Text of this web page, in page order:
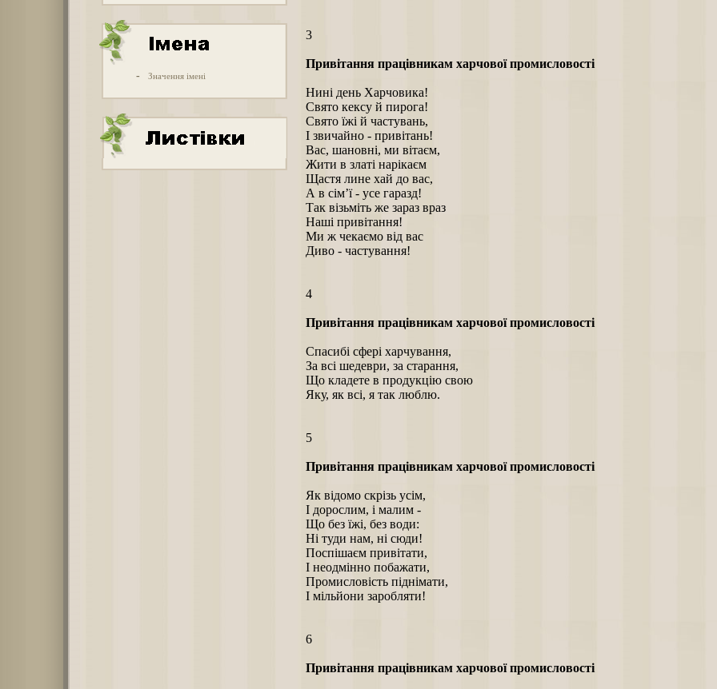
- Значення імені
3
Привітання працівникам харчової промисловості
Нині день Харчовика!
Свято кексу й пирога!
Свято їжі й частувань,
І звичайно - привітань!
Вас, шановні, ми вітаєм,
Жити в златі нарікаєм
Щастя лине хай до вас,
А в сім’ї - усе гаразд!
Так візьміть же зараз враз
Наші привітання!
Ми ж чекаємо від вас
Диво - частування!
4
Привітання працівникам харчової промисловості
Спасибі сфері харчування,
За всі шедеври, за старання,
Що кладете в продукцію свою
Яку, як всі, я так люблю.
5
Привітання працівникам харчової промисловості
Як відомо скрізь усім,
І дорослим, і малим -
Що без їжі, без води:
Ні туди нам, ні сюди!
Поспішаєм привітати,
І неодмінно побажати,
Промисловість піднімати,
І мільйони заробляти!
6
Привітання працівникам харчової промисловості